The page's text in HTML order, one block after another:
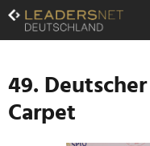
Zum
Inhalt
Zur
Navigation
Zur
Hauptnavigation
49.
Carpet